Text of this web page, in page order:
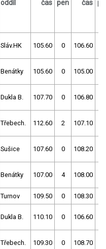
oddíl čas pen čas
Sláv.HK 105.60 0 106.60
Benátky 105.60 0 105.00
Dukla B. 107.70 0 106.80
Třebech. 112.60 2 107.10
Sušice 107.60 0 108.20
Benátky 107.00 4 108.00
Turnov 109.50 0 108.30
Dukla B. 110.10 0 106.60
Třebech. 109.30 0 108.70